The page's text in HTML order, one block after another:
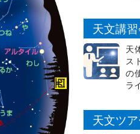
天文講
天
ス
の
ラ
天文ツ